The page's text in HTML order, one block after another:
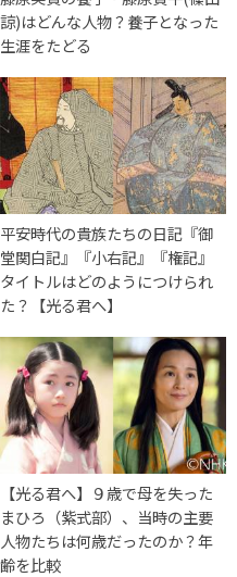
諒)はどんな人物？養子となった
生涯をたどる
平安時代の貴族たちの日記『御
堂関白記』『小右記』『権記』
タイトルはどのようにつけられ
た？【光る君へ】
【光る君へ】９歳で母を失った
まひろ（紫式部）、当時の主要
人物たちは何歳だったのか？年
齢を比較